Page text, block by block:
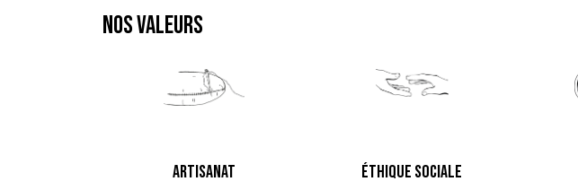
NOS VALEURS
ARTISANAT ÉTHIQUE SOCIALE